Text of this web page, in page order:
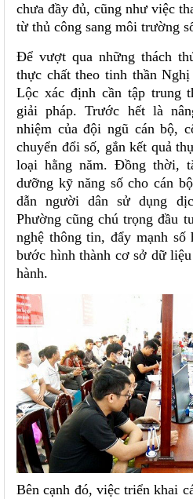
chưa đầy đủ, cũng như việc
từ thủ công sang môi trường
Để vượt qua những thách
thực chất theo tinh thần
Lộc xác định cần tập trung
giải pháp. Trước hết là
nhiệm của đội ngũ cán bộ,
chuyển đổi số, gắn kết quả
loại hằng năm. Đồng thời,
dưỡng kỹ năng số cho cán
dẫn người dân sử dụng
Phường cũng chú trọng đầu
nghệ thông tin, đẩy mạnh
bước hình thành cơ sở dữ
hành.
Bên cạnh đó, việc triển khai